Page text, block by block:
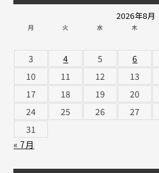
2026年8月
月 火 水 木
3
4 5 6
10
11 12 13
17
18 19 20
24
25 26 27
31
« 7月